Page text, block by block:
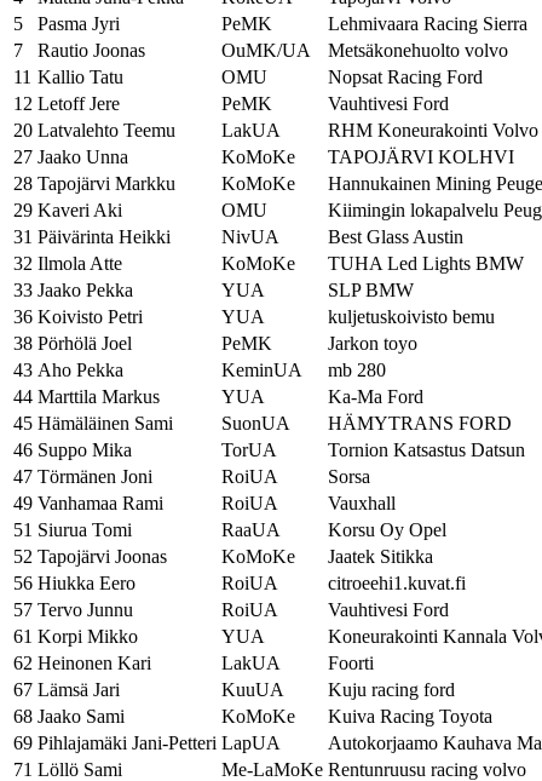
5
Pasma Jyri PeMK
Lehmivaara Racing Sierra
7
Rautio Joonas OuMK/UA
Metsäkonehuolto volvo
11 Kallio Tatu OMU
Nopsat Racing Ford
12 Letoff Jere PeMK
Vauhtivesi Ford
20 Latvalehto Teemu LakUA
RHM Koneurakointi Volvo
27 Jaako Unna KoMoKe
TAPOJÄRVI KOLHVI
28 Tapojärvi Markku KoMoKe
Hannukainen Mining
29 Kaveri Aki OMU
Kiimingin lokapalvelu
31 Päivärinta Heikki NivUA
Best Glass Austin
32 Ilmola Atte KoMoKe
TUHA Led Lights BMW
33 Jaako Pekka YUA
SLP BMW
36 Koivisto Petri YUA
kuljetuskoivisto bemu
38 Pörhölä Joel PeMK
Jarkon toyo
43 Aho Pekka KeminUA
mb 280
44 Marttila Markus YUA
Ka-Ma Ford
45 Hämäläinen Sami SuonUA
HÄMYTRANS FORD
46 Suppo Mika TorUA
Tornion Katsastus Datsun
47 Törmänen Joni RoiUA
Sorsa
49 Vanhamaa Rami RoiUA
Vauxhall
51 Siurua Tomi RaaUA
Korsu Oy Opel
52 Tapojärvi Joonas KoMoKe
Jaatek Sitikka
56 Hiukka Eero RoiUA
citroeehi1.kuvat.fi
57 Tervo Junnu RoiUA
Vauhtivesi Ford
61 Korpi Mikko YUA
Koneurakointi Kannala
62 Heinonen Kari LakUA
Foorti
67 Lämsä Jari KuuUA
Kuju racing ford
68 Jaako Sami KoMoKe
Kuiva Racing Toyota
69 Pihlajamäki Jani-Petteri LapUA
Autokorjaamo Kauhava
71 Löllö Sami Me-LaMoKe Rentunruusu racing volvo